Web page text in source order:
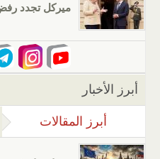
ميركل تجدد رفض
أبرز الأخبار
أبرز المقالات